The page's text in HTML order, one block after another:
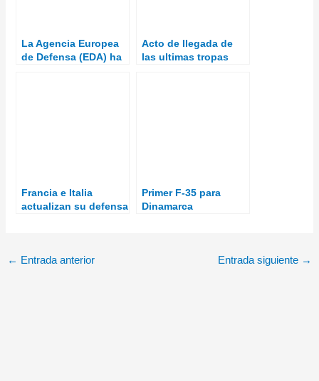
La Agencia Europea
de Defensa (EDA) ha
Acto de llegada de
las ultimas tropas
Francia e Italia
actualizan su defensa
Primer F-35 para
Dinamarca
← Entrada anterior Entrada siguiente →